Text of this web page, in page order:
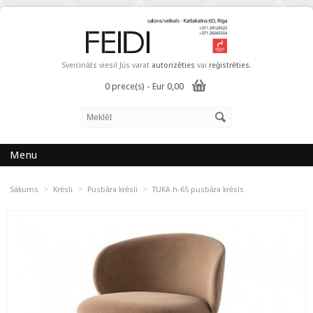
Sveicināts viesi! Jūs varat autorizēties vai reģistrēties.
0 prece(s) - Eur 0,00
Menu
Sākums > Krēsli > Pusbāra krēsli > TUKA h-65 pusbāra krēsls